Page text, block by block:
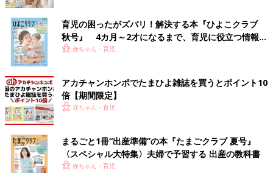
妊娠29週頃のおなか
育児の困ったがズバリ！解決する本『ひよこクラブ
秋号』 4カ月～2才になるまで、育児に役立つ情報が
いっぱい！
赤ちゃん・育児
アカチャンホンポでたまひよ雑誌を買うとポイント10
倍【期間限定】
赤ちゃん・育児
まるごと1冊“出産準備”の本『たまごクラブ 夏号』
〈スペシャル大特集〉夫婦で予習する 出産の教科書
赤ちゃん・育児